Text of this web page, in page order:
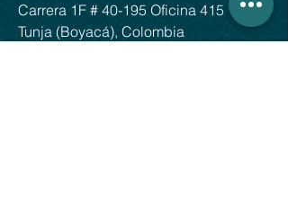
Carrera 1F # 40-195 Oficina 415
Tunja (Boyacá), Colombia